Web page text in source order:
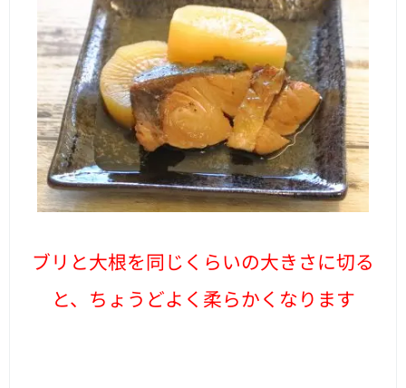
ブリと大根を同じくらいの大きさに切る
と、ちょうどよく柔らかくなります